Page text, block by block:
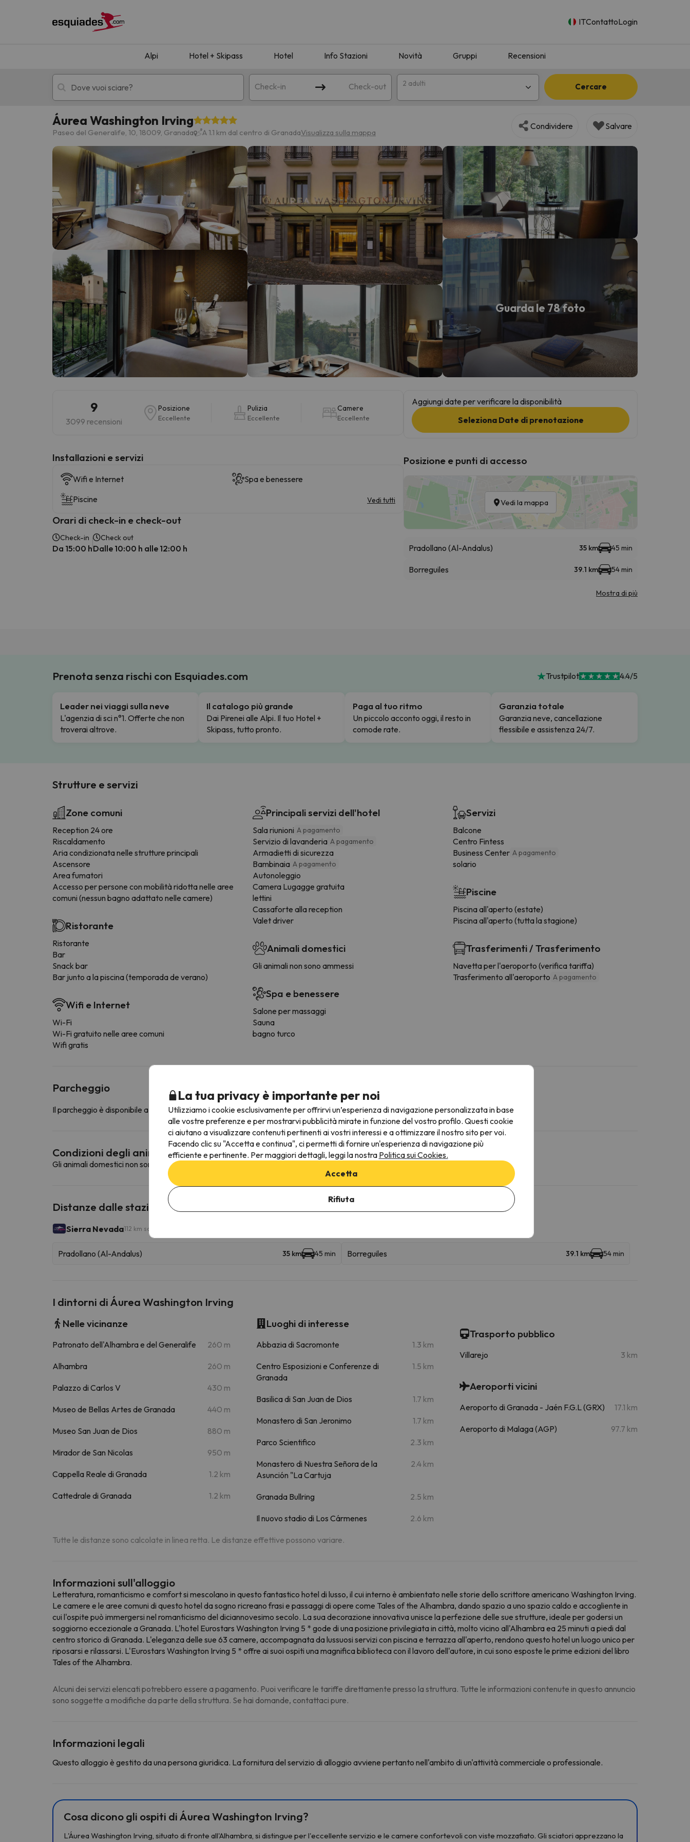
ITContattoLogin
Alpi Hotel + Skipass Hotel Info Stazioni Novità Gruppi Recensioni
Check-in Check-out 2 adulti Cercare
Hotel + skipass Hotel di montagna
Ops, non abbiamo trovato alcun risultato corrispondente alla sua ricerca. Provare a modificare la destinazione.
Sembra che il nostro ricercatore abbia perso la strada. Non appena troverà la bussola, tornerà.
Áurea Washington Irving
Paseo del Generalife, 10, 18009, Granada A 1.1 km dal centro di GranadaVisualizza sulla mappa
Condividere Salvare
Guarda le 78 foto
9
3099 recensioni
Posizione
Eccellente
Pulizia
Eccellente
Camere
Eccellente
Installazioni e servizi
Wifi e Internet
Spa e benessere
Piscine
Vedi tutti
Orari di check-in e check-out
Check-in
Da 15:00 h
Check out
Dalle 10:00 h alle 12:00 h
Aggiungi date per verificare la disponibilità
Seleziona Date di prenotazione
Posizione e punti di accesso
Vedi la mappa
Pradollano (Al-Andalus) 35 km 45 min
Borreguiles 39.1 km 54 min
Mostra di più
Prenota senza rischi con Esquiades.com Trustpilot 4.4/5
Leader nei viaggi sulla neve
L'agenzia di sci n°1. Offerte che non
troverai altrove.
Il catalogo più grande
Dai Pirenei alle Alpi. Il tuo Hotel +
Skipass, tutto pronto.
Paga al tuo ritmo
Un piccolo acconto oggi, il resto in
comode rate.
Garanzia totale
Garanzia neve, cancellazione
flessibile e assistenza 24/7.
Strutture e servizi
Zone comuni
Reception 24 ore
Riscaldamento
Aria condizionata nelle strutture principali
Ascensore
Area fumatori
Accesso per persone con mobilità ridotta nelle aree
comuni (nessun bagno adattato nelle camere)
Ristorante
Ristorante
Bar
Snack bar
Bar junto a la piscina (temporada de verano)
Wifi e Internet
Wi-Fi
Wi-Fi gratuito nelle aree comuni
Wifi gratis
Principali servizi dell'hotel
Sala riunioni A pagamento
Servizio di lavanderia A pagamento
Armadietti di sicurezza
Bambinaia A pagamento
Autonoleggio
Camera Lugagge gratuita
lettini
Cassaforte alla reception
Valet driver
Animali domestici
Gli animali non sono ammessi
Spa e benessere
Salone per massaggi
Sauna
bagno turco
Servizi
Balcone
Centro Fintess
Business Center A pagamento
solario
Piscine
Piscina all'aperto (estate)
Piscina all'aperto (tutta la stagione)
Trasferimenti / Trasferimento
Navetta per l'aeroporto (verifica tariffa)
Trasferimento all'aeroporto A pagamento
Parcheggio
Il parcheggio è disponibile a pagamento nelle immediate vicinanze della struttura.
Condizioni degli animali domestici
Gli animali domestici non sono ammessi in questa struttura.
Distanze dalle stazioni sciistiche vicine
Sierra Nevada112 km sciabili
Pradollano (Al-Andalus) 35 km 45 min Borreguiles 39.1 km 54 min
I dintorni di Áurea Washington Irving
Nelle vicinanze
Patronato dell'Alhambra e del Generalife 260 m
Alhambra 260 m
Palazzo di Carlos V 430 m
Museo de Bellas Artes de Granada 440 m
Museo San Juan de Dios 880 m
Mirador de San Nicolas 950 m
Cappella Reale di Granada 1.2 km
Cattedrale di Granada 1.2 km
Luoghi di interesse
Abbazia di Sacromonte 1.3 km
Centro Esposizioni e Conferenze di
Granada
1.5 km
Basilica di San Juan de Dios 1.7 km
Monastero di San Jeronimo 1.7 km
Parco Scientifico 2.3 km
Monastero di Nuestra Señora de la
Asunción "La Cartuja
2.4 km
Granada Bullring 2.5 km
Il nuovo stadio di Los Cármenes 2.6 km
Trasporto pubblico
Villarejo 3 km
Aeroporti vicini
Aeroporto di Granada - Jaén F.G.L (GRX) 17.1 km
Aeroporto di Malaga (AGP) 97.7 km
Tutte le distanze sono calcolate in linea retta. Le distanze effettive possono variare.
Informazioni sull'alloggio
Letteratura, romanticismo e comfort si mescolano in questo fantastico hotel di lusso, il cui interno è ambientato nelle storie dello scrittore americano Washington Irving.
Le camere e le aree comuni di questo hotel da sogno ricreano frasi e passaggi di opere come Tales of the Alhambra, dando spazio a uno spazio caldo e accogliente in
cui l'ospite può immergersi nel romanticismo del diciannovesimo secolo. La sua decorazione innovativa unisce la perfezione delle sue strutture, ideale per godersi un
soggiorno eccezionale a Granada. L'hotel Eurostars Washington Irving 5 * gode di una posizione privilegiata in città, molto vicino all'Alhambra ea 25 minuti a piedi dal
centro storico di Granada. L'eleganza delle sue 63 camere, accompagnata da lussuosi servizi con piscina e terrazza all'aperto, rendono questo hotel un luogo unico per
riposarsi e rilassarsi. L'Eurostars Washington Irving 5 * offre ai suoi ospiti una magnifica biblioteca con il lavoro dell'autore, in cui sono esposte le prime edizioni del libro
Tales of the Alhambra.
Alcuni dei servizi elencati potrebbero essere a pagamento. Puoi verificare le tariffe direttamente presso la struttura. Tutte le informazioni contenute in questo annuncio
sono soggette a modifiche da parte della struttura. Se hai domande, contattaci pure.
Informazioni legali
Questo alloggio è gestito da una persona giuridica. La fornitura del servizio di alloggio avviene pertanto nell'ambito di un'attività commerciale o professionale.
Cosa dicono gli ospiti di Áurea Washington Irving?
L'Áurea Washington Irving, situato di fronte all'Alhambra, si distingue per l'eccellente servizio e le camere confortevoli con viste mozzafiato. Gli sciatori apprezzano la
La tua privacy è importante per noi
Utilizziamo i cookie esclusivamente per offrirvi un’esperienza di navigazione personalizzata in base
alle vostre preferenze e per mostrarvi pubblicità mirate in funzione del vostro profilo. Questi cookie
ci aiutano a visualizzare contenuti pertinenti ai vostri interessi e a ottimizzare il nostro sito per voi.
Facendo clic su "Accetta e continua", ci permetti di fornire un'esperienza di navigazione più
efficiente e pertinente. Per maggiori dettagli, leggi la nostra Politica sui Cookies.
Accetta
Rifiuta